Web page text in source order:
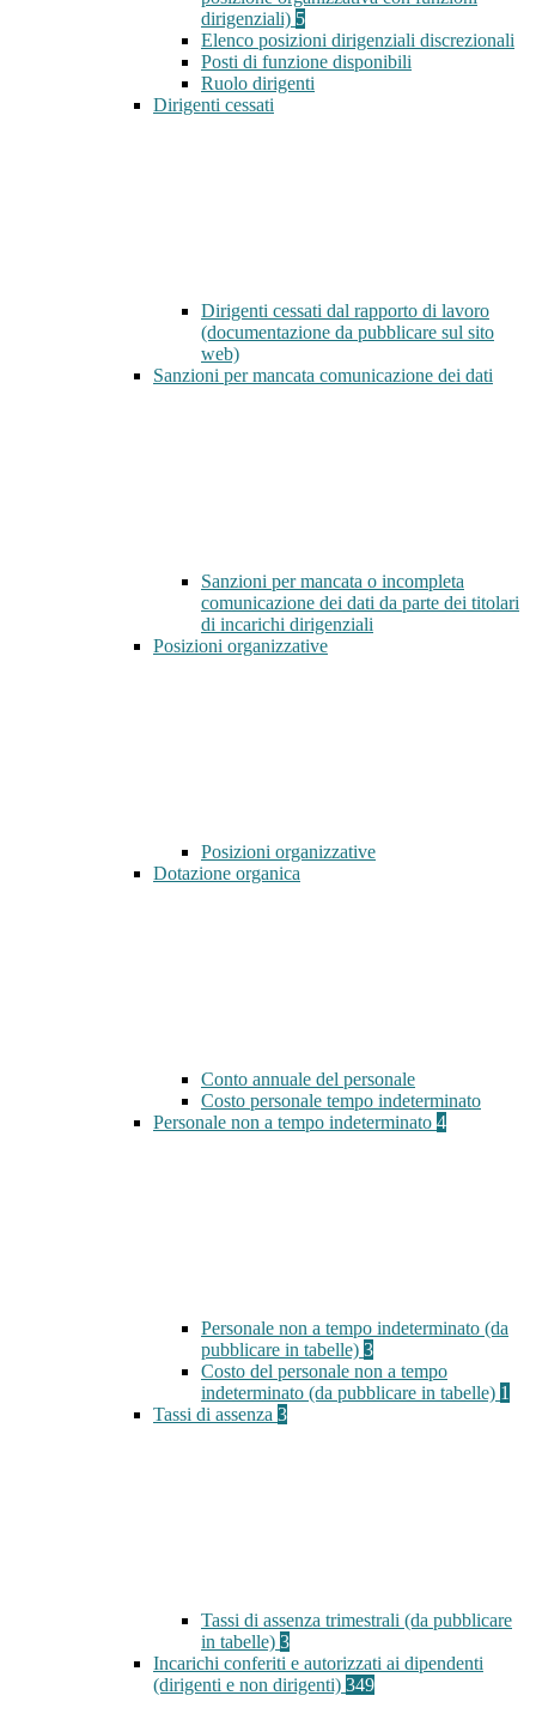
dirigenziali) 5
Elenco posizioni dirigenziali discrezionali
Posti di funzione disponibili
Ruolo dirigenti
Dirigenti cessati
Dirigenti cessati dal rapporto di lavoro
(documentazione da pubblicare sul sito
web)
Sanzioni per mancata comunicazione dei dati
Sanzioni per mancata o incompleta
comunicazione dei dati da parte dei titolari
di incarichi dirigenziali
Posizioni organizzative
Posizioni organizzative
Dotazione organica
Conto annuale del personale
Costo personale tempo indeterminato
Personale non a tempo indeterminato 4
Personale non a tempo indeterminato (da
pubblicare in tabelle) 3
Costo del personale non a tempo
indeterminato (da pubblicare in tabelle) 1
Tassi di assenza 3
Tassi di assenza trimestrali (da pubblicare
in tabelle) 3
Incarichi conferiti e autorizzati ai dipendenti
(dirigenti e non dirigenti) 349